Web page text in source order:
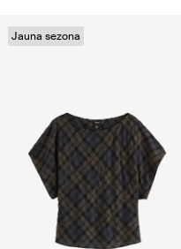
Jauna sezona